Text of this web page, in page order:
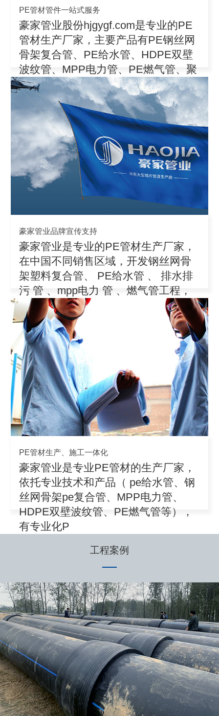
PE管材管件一站式服务
豪家管业股份hjgygf.com是专业的PE
管材生产厂家，主要产品有PE钢丝网
骨架复合管、PE给水管、HDPE双壁
波纹管、MPP电力管、PE燃气管、聚
丙
豪家管业品牌宣传支持
豪家管业是专业的PE管材生产厂家，
在中国不同销售区域，开发钢丝网骨
架塑料复合管、 PE给水管 、 排水排
污 管 、mpp电力 管 、燃气管工程，
积极参
PE管材生产、施工一体化
豪家管业是专业PE管材的生产厂家，
依托专业技术和产品（ pe给水管、钢
丝网骨架pe复合管、MPP电力管、
HDPE双壁波纹管、PE燃气管等），
有专业化P
工程案例